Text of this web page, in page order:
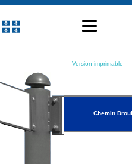
Version imprimable
Chemin